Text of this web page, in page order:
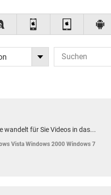
wandelt für Sie Videos in das...
Vista Windows 2000 Windows 7